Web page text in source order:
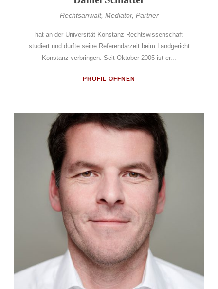
Rechtsanwalt, Mediator, Partner
hat an der Universität Konstanz Rechtswissenschaft
studiert und durfte seine Referendarzeit beim Landgericht
Konstanz verbringen. Seit Oktober 2005 ist er...
PROFIL ÖFFNEN